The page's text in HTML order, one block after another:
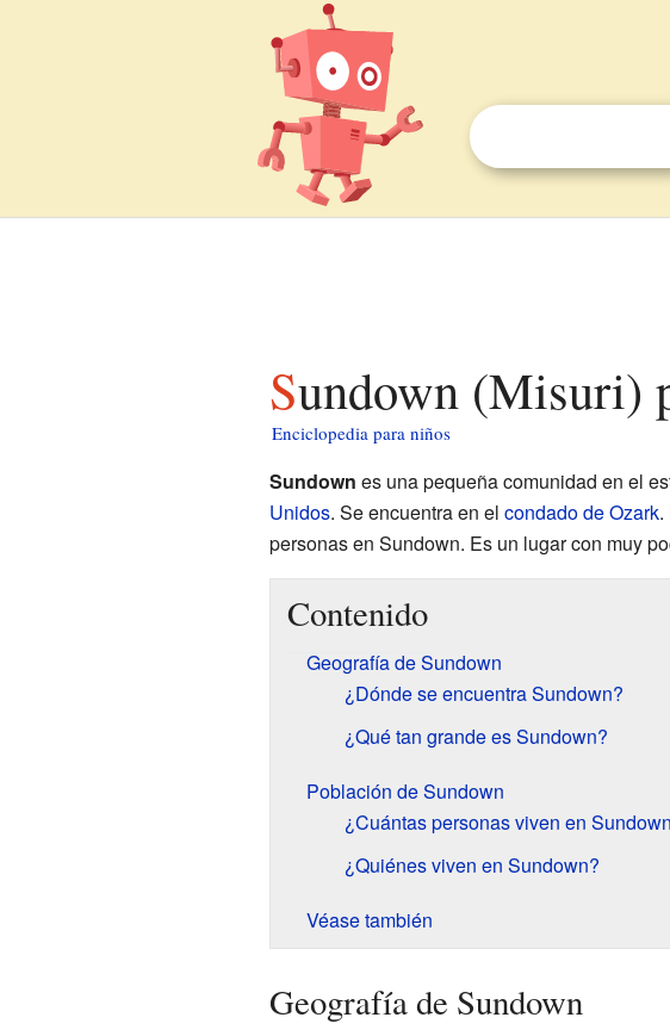
Sundown (Misuri)
Enciclopedia para niños
Sundown es una pequeña comunidad en el
Unidos. Se encuentra en el condado de Ozark.
personas en Sundown. Es un lugar con muy
Contenido
Geografía de Sundown
¿Dónde se encuentra Sundown?
¿Qué tan grande es Sundown?
Población de Sundown
¿Cuántas personas viven en
¿Quiénes viven en Sundown?
Véase también
Geografía de Sundown